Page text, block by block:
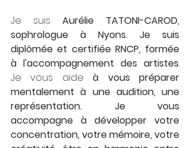
Je suis Aurélie TATONI-CAROD,
sophrologue à Nyons. Je suis
diplômée et certifiée RNCP, formée
à l'accompagnement des artistes.
Je vous aide à vous préparer
mentalement à une audition, une
représentation. Je vous
accompagne à développer votre
concentration, votre mémoire, votre